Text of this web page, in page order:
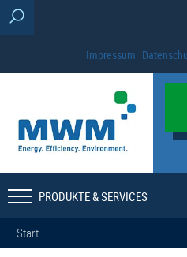
Impressum
PRODUKTE & SERVICES
Start